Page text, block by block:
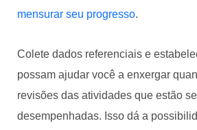
mensurar seu progresso.
Colete dados referenciais e
possam ajudar você a enxergar
revisões das atividades que estão
desempenhadas. Isso dá a